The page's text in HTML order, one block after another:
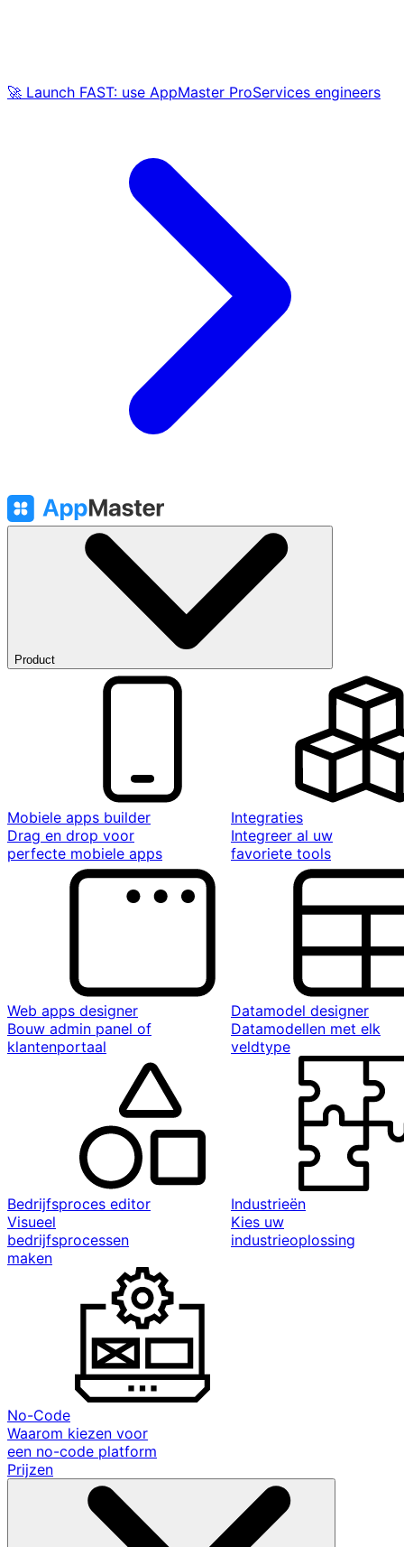
🚀 Launch FAST: use AppMaster ProServices engineers
Product
Mobiele apps builder
Drag en drop voor
perfecte mobiele apps
Integraties
Integreer al uw
favoriete tools
Web apps designer
Bouw admin panel of
klantenportaal
Datamodel designer
Datamodellen met elk
veldtype
Bedrijfsproces editor
Visueel
bedrijfsprocessen
maken
Industrieën
Kies uw
industrieoplossing
No-Code
Waarom kiezen voor
een no-code platform
Prijzen